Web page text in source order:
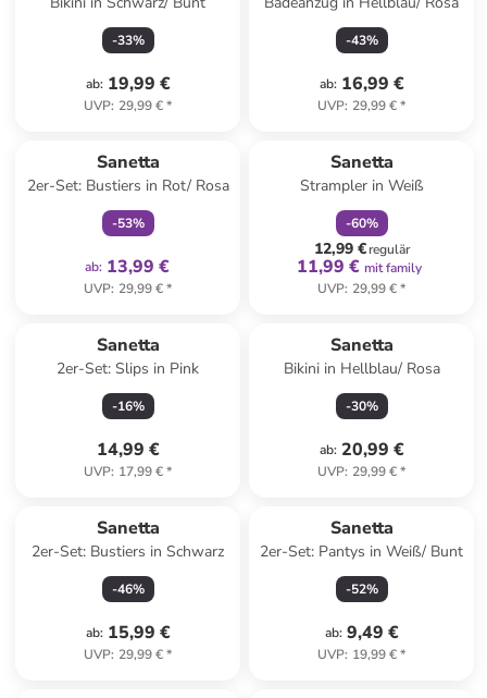
-33%
ab: 19,99 €
UVP: 29,99 €*
-43%
ab: 16,99 €
UVP: 29,99 €*
Sanetta
2er-Set: Bustiers in Rot/ Rosa
-53%
ab: 13,99 €
UVP: 29,99 €*
Sanetta
Strampler in Weiß
-60%
12,99 €regulär
11,99 € mit family
UVP: 29,99 €*
Sanetta
2er-Set: Slips in Pink
-16%
14,99 €
UVP: 17,99 €*
Sanetta
Bikini in Hellblau/ Rosa
-30%
ab: 20,99 €
UVP: 29,99 €*
Sanetta
2er-Set: Bustiers in Schwarz
-46%
ab: 15,99 €
UVP: 29,99 €*
Sanetta
2er-Set: Pantys in Weiß/ Bunt
-52%
ab: 9,49 €
UVP: 19,99 €*